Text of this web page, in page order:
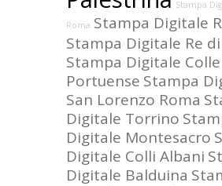
Stampa
Roma Stampa Digitale
Stampa Digitale Re
Stampa Digitale Colle
Portuense Stampa
San Lorenzo Roma
Digitale Torrino
Digitale Montesacro
Digitale Colli Albani
Digitale Balduina